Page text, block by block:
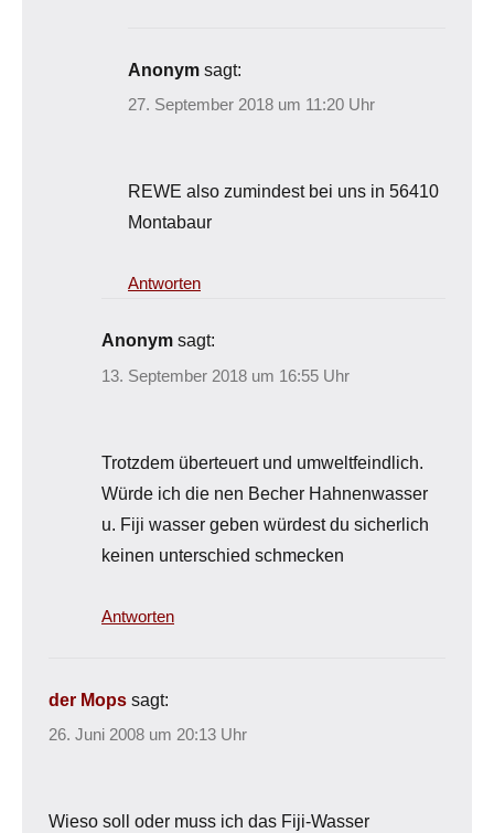
Anonym sagt:
27. September 2018 um 11:20 Uhr
REWE also zumindest bei uns in 56410
Montabaur
Antworten
Anonym sagt:
13. September 2018 um 16:55 Uhr
Trotzdem überteuert und umweltfeindlich.
Würde ich die nen Becher Hahnenwasser
u. Fiji wasser geben würdest du sicherlich
keinen unterschied schmecken
Antworten
der Mops sagt:
26. Juni 2008 um 20:13 Uhr
Wieso soll oder muss ich das Fiji-Wasser